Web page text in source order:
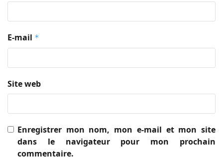
E-mail *
Site web
Enregistrer mon nom, mon e-mail et mon site
dans le navigateur pour mon prochain
commentaire.